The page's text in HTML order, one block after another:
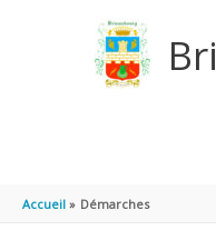
Accueil Démarches